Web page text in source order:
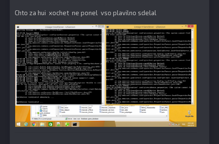
Chto za hui xochet ne ponel vso plavilno sdelal